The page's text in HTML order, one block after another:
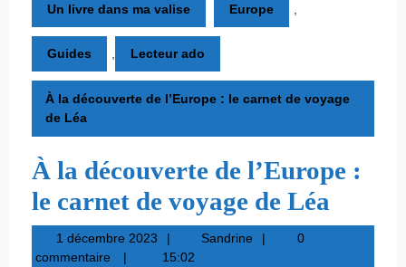
menu
Un livre dans ma valise Europe
Guides Lecteur ado
À la découverte de l’Europe : le carnet de voyage
de Léa
À la découverte de l’Europe :
le carnet de voyage de Léa
1 décembre 20231
décembre
SandrineSandrine
0
commentaire
15:02